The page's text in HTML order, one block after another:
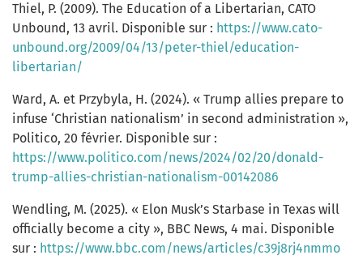
Thiel, P. (2009). The Education of a Libertarian, CATO
Unbound, 13 avril. Disponible sur : https://www.cato-
unbound.org/2009/04/13/peter-thiel/education-
libertarian/
Ward, A. et Przybyla, H. (2024). « Trump allies prepare to
infuse ‘Christian nationalism’ in second administration »,
Politico, 20 février. Disponible sur :
https://www.politico.com/news/2024/02/20/donald-
trump-allies-christian-nationalism-00142086
Wendling, M. (2025). « Elon Musk’s Starbase in Texas will
officially become a city », BBC News, 4 mai. Disponible
sur : https://www.bbc.com/news/articles/c39j8rj4nmmo